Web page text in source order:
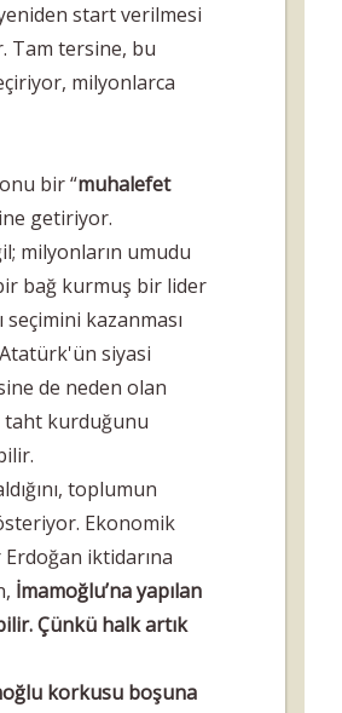
start verilmesi
Tam tersine, bu
milyonlarca
bir “muhalefet
getiriyor.
milyonların umudu
bağ kurmuş bir lider
kazanması
siyasi
de neden olan
taht kurduğunu
toplumun
Ekonomik
iktidarına
İmamoğlu’na yapılan
Çünkü halk artık
korkusu boşuna